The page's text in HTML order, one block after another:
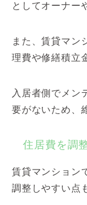
としてオーナー
また、賃貸マン
理費や修繕積立
入居者側でメン
要がないため、
住居費を調
賃貸マンション
調整しやすい点